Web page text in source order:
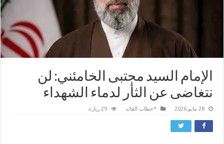
الإمام السيد مجتبى الخامئني: لن
نتغاضى عن الثأر لدماء الشهداء
28 مايو,2026 *خطاب القائد 29 زيارة